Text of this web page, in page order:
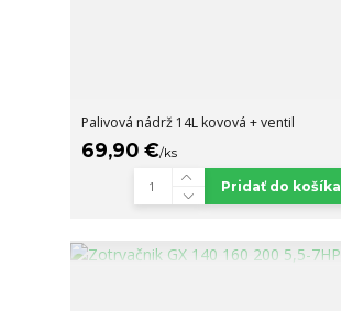
Palivová nádrž 14L kovová + ventil
69,90 €/ks
Pridať do košíka